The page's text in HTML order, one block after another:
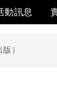
動訊息
）